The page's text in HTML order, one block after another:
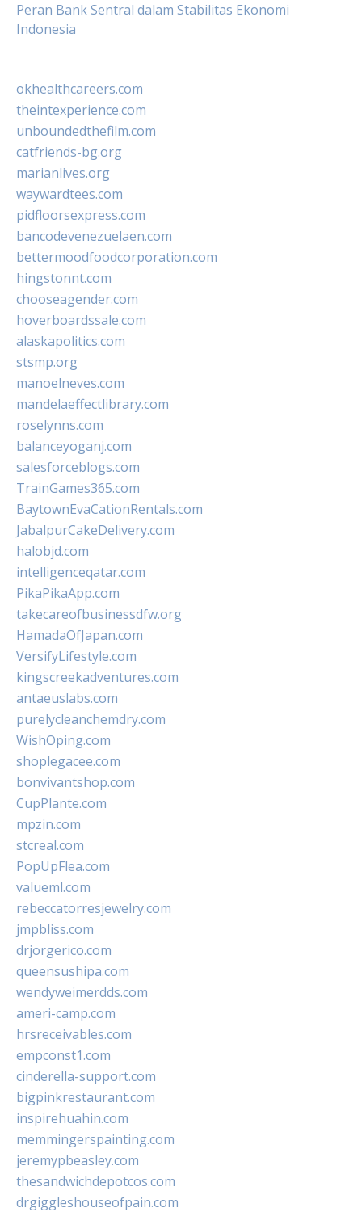
Peran Bank Sentral dalam Stabilitas Ekonomi
Indonesia
okhealthcareers.com
theintexperience.com
unboundedthefilm.com
catfriends-bg.org
marianlives.org
waywardtees.com
pidfloorsexpress.com
bancodevenezuelaen.com
bettermoodfoodcorporation.com
hingstonnt.com
chooseagender.com
hoverboardssale.com
alaskapolitics.com
stsmp.org
manoelneves.com
mandelaeffectlibrary.com
roselynns.com
balanceyoganj.com
salesforceblogs.com
TrainGames365.com
BaytownEvaCationRentals.com
JabalpurCakeDelivery.com
halobjd.com
intelligenceqatar.com
PikaPikaApp.com
takecareofbusinessdfw.org
HamadaOfJapan.com
VersifyLifestyle.com
kingscreekadventures.com
antaeuslabs.com
purelycleanchemdry.com
WishOping.com
shoplegacee.com
bonvivantshop.com
CupPlante.com
mpzin.com
stcreal.com
PopUpFlea.com
valueml.com
rebeccatorresjewelry.com
jmpbliss.com
drjorgerico.com
queensushipa.com
wendyweimerdds.com
ameri-camp.com
hrsreceivables.com
empconst1.com
cinderella-support.com
bigpinkrestaurant.com
inspirehuahin.com
memmingerspainting.com
jeremypbeasley.com
thesandwichdepotcos.com
drgiggleshouseofpain.com